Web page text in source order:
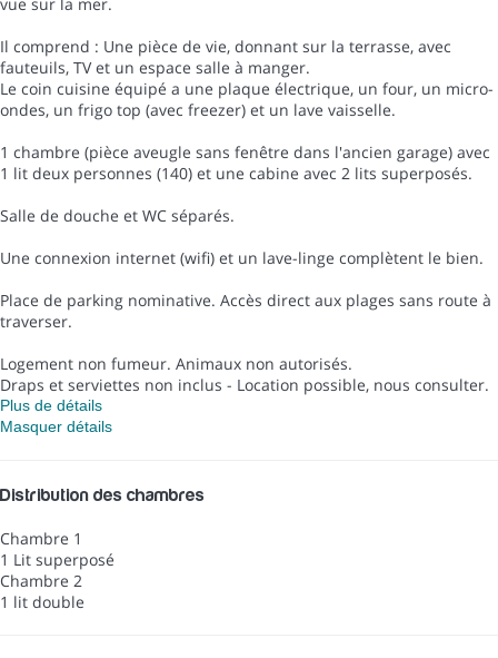
Il comprend : Une pièce de vie, donnant sur la terrasse, avec
fauteuils, TV et un espace salle à manger.
Le coin cuisine équipé a une plaque électrique, un four, un micro-
ondes, un frigo top (avec freezer) et un lave vaisselle.
1 chambre (pièce aveugle sans fenêtre dans l'ancien garage) avec
1 lit deux personnes (140) et une cabine avec 2 lits superposés.
Salle de douche et WC séparés.
Une connexion internet (wifi) et un lave-linge complètent le bien.
Place de parking nominative. Accès direct aux plages sans route à
traverser.
Logement non fumeur. Animaux non autorisés.
Draps et serviettes non inclus - Location possible, nous consulter.
Plus de détails
Masquer détails
Distribution des chambres
Chambre 1
1 Lit superposé
Chambre 2
1 lit double